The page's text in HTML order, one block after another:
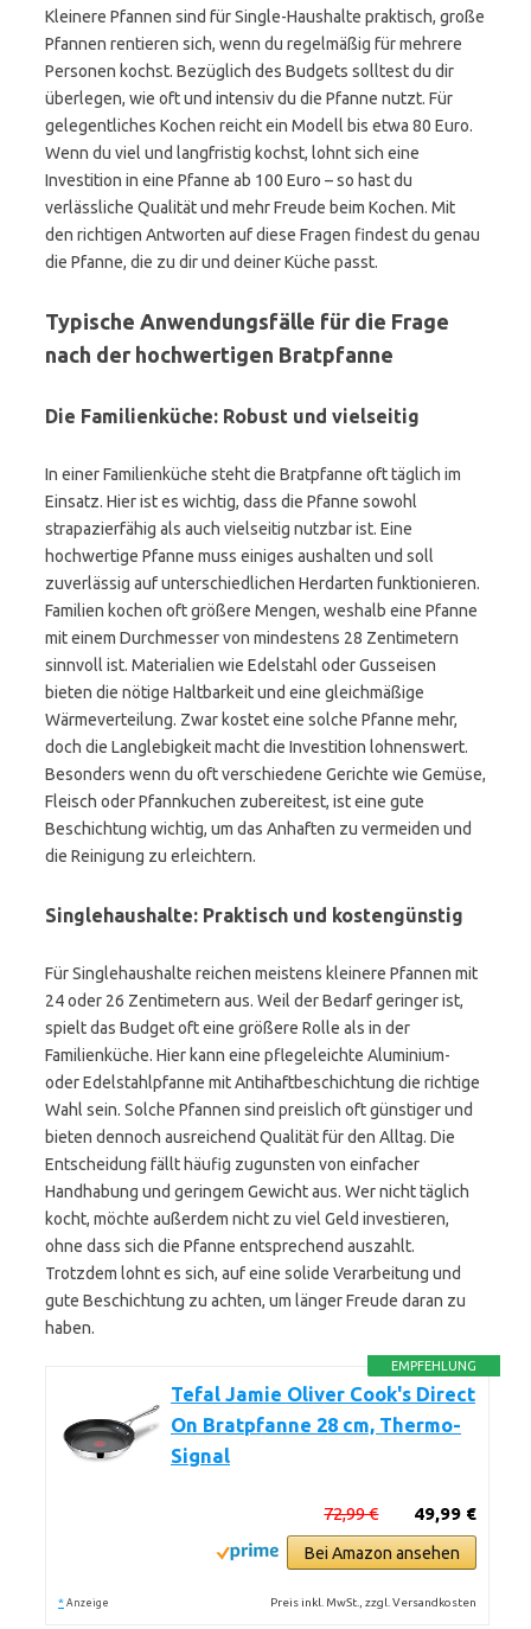
Kleinere Pfannen sind für Single-Haushalte praktisch, große
Pfannen rentieren sich, wenn du regelmäßig für mehrere
Personen kochst. Bezüglich des Budgets solltest du dir
überlegen, wie oft und intensiv du die Pfanne nutzt. Für
gelegentliches Kochen reicht ein Modell bis etwa 80 Euro.
Wenn du viel und langfristig kochst, lohnt sich eine
Investition in eine Pfanne ab 100 Euro – so hast du
verlässliche Qualität und mehr Freude beim Kochen. Mit
den richtigen Antworten auf diese Fragen findest du genau
die Pfanne, die zu dir und deiner Küche passt.
Typische Anwendungsfälle für die Frage
nach der hochwertigen Bratpfanne
Die Familienküche: Robust und vielseitig
In einer Familienküche steht die Bratpfanne oft täglich im
Einsatz. Hier ist es wichtig, dass die Pfanne sowohl
strapazierfähig als auch vielseitig nutzbar ist. Eine
hochwertige Pfanne muss einiges aushalten und soll
zuverlässig auf unterschiedlichen Herdarten funktionieren.
Familien kochen oft größere Mengen, weshalb eine Pfanne
mit einem Durchmesser von mindestens 28 Zentimetern
sinnvoll ist. Materialien wie Edelstahl oder Gusseisen
bieten die nötige Haltbarkeit und eine gleichmäßige
Wärmeverteilung. Zwar kostet eine solche Pfanne mehr,
doch die Langlebigkeit macht die Investition lohnenswert.
Besonders wenn du oft verschiedene Gerichte wie Gemüse,
Fleisch oder Pfannkuchen zubereitest, ist eine gute
Beschichtung wichtig, um das Anhaften zu vermeiden und
die Reinigung zu erleichtern.
Singlehaushalte: Praktisch und kostengünstig
Für Singlehaushalte reichen meistens kleinere Pfannen mit
24 oder 26 Zentimetern aus. Weil der Bedarf geringer ist,
spielt das Budget oft eine größere Rolle als in der
Familienküche. Hier kann eine pflegeleichte Aluminium-
oder Edelstahlpfanne mit Antihaftbeschichtung die richtige
Wahl sein. Solche Pfannen sind preislich oft günstiger und
bieten dennoch ausreichend Qualität für den Alltag. Die
Entscheidung fällt häufig zugunsten von einfacher
Handhabung und geringem Gewicht aus. Wer nicht täglich
kocht, möchte außerdem nicht zu viel Geld investieren,
ohne dass sich die Pfanne entsprechend auszahlt.
Trotzdem lohnt es sich, auf eine solide Verarbeitung und
gute Beschichtung zu achten, um länger Freude daran zu
haben.
EMPFEHLUNG
Tefal Jamie Oliver Cook's Direct
On Bratpfanne 28 cm, Thermo-
Signal
49,99 €
72,99 €
Bei Amazon ansehen
* Anzeige Preis inkl. MwSt., zzgl. Versandkosten